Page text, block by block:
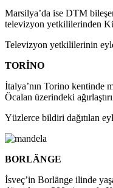
Marsilya’da ise DTM
televizyon yetkililerinden
Televizyon yetkililerinin
TORİNO
İtalya’nın Torino kentinde
Öcalan üzerindeki
Yüzlerce bildiri dağıtılan
BORLÄNGE
İsveç’in Borlänge ilinde